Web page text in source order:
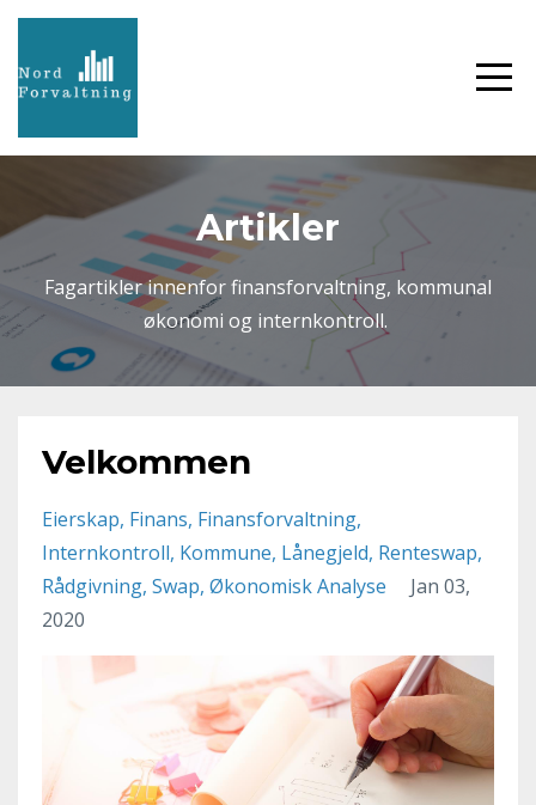
Artikler
Fagartikler innenfor finansforvaltning, kommunal
økonomi og internkontroll.
Velkommen
Eierskap Finans Finansforvaltning
Internkontroll Kommune Lånegjeld Renteswap
Rådgivning Swap Økonomisk Analyse
Jan 03,
2020